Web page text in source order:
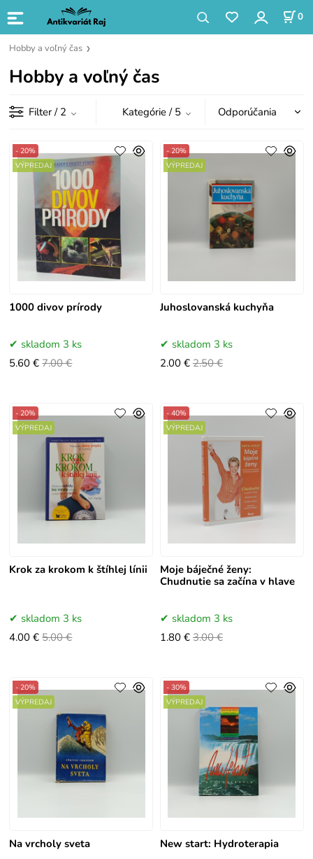
0
Hobby a voľný čas
Hobby a voľný čas
Filter / 2 Kategórie / 5
1000 divov prírody
- 20%
VÝPREDAJ
skladom 3 ks
5.60 € 7.00 €
Juhoslovanská kuchyňa
- 20%
VÝPREDAJ
skladom 3 ks
2.00 € 2.50 €
Krok za krokom k štíhlej línii
- 20%
VÝPREDAJ
skladom 3 ks
4.00 € 5.00 €
Moje báječné ženy:
Chudnutie sa začína v hlave
- 40%
VÝPREDAJ
skladom 3 ks
1.80 € 3.00 €
Na vrcholy sveta
- 20%
VÝPREDAJ
New start: Hydroterapia
- 30%
VÝPREDAJ